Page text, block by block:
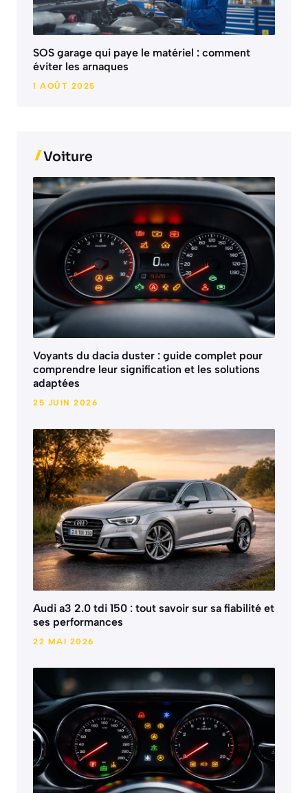
SOS garage qui paye le matériel : comment
éviter les arnaques
1 AOÛT 2025
Voiture
Voyants du dacia duster : guide complet pour
comprendre leur signification et les solutions
adaptées
25 JUIN 2026
Audi a3 2.0 tdi 150 : tout savoir sur sa fiabilité et
ses performances
22 MAI 2026